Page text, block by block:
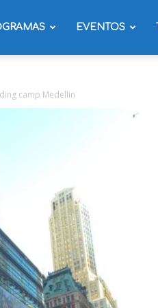
EVENTOS
camp Medellin